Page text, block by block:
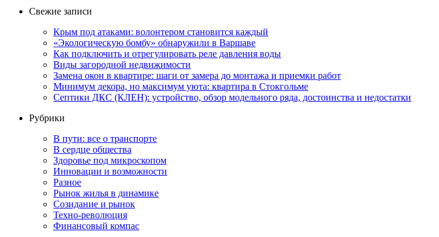
Свежие записи
Крым под атаками: волонтером становится каждый
«Экологическую бомбу» обнаружили в Варшаве
Как подключить и отрегулировать реле давления воды
Виды загородной недвижимости
Замена окон в квартире: шаги от замера до монтажа и приемки работ
Минимум декора, но максимум уюта: квартира в Стокгольме
Септики ДКС (КЛЕН): устройство, обзор модельного ряда, достоинства и недостатки
Рубрики
В пути: все о транспорте
В сердце общества
Здоровье под микроскопом
Инновации и возможности
Разное
Рынок жилья в динамике
Созидание и рынок
Техно-революция
Финансовый компас